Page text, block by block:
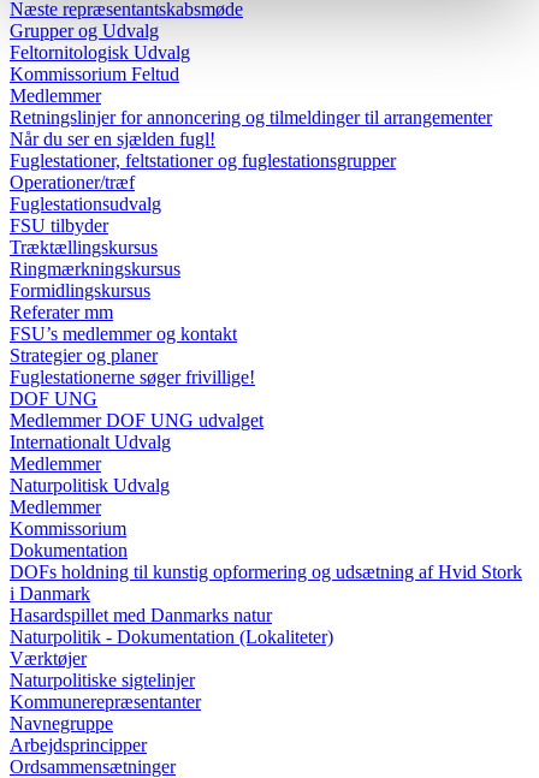
Næste repræsentantskabsmøde
Grupper og Udvalg
Feltornitologisk Udvalg
Kommissorium Feltud
Medlemmer
Retningslinjer for annoncering og tilmeldinger til arrangementer
Når du ser en sjælden fugl!
Fuglestationer, feltstationer og fuglestationsgrupper
Operationer/træf
Fuglestationsudvalg
FSU tilbyder
Træktællingskursus
Ringmærkningskursus
Formidlingskursus
Referater mm
FSU’s medlemmer og kontakt
Strategier og planer
Fuglestationerne søger frivillige!
DOF UNG
Medlemmer DOF UNG udvalget
Internationalt Udvalg
Medlemmer
Naturpolitisk Udvalg
Medlemmer
Kommissorium
Dokumentation
DOFs holdning til kunstig opformering og udsætning af Hvid Stork
i Danmark
Hasardspillet med Danmarks natur
Naturpolitik - Dokumentation (Lokaliteter)
Værktøjer
Naturpolitiske sigtelinjer
Kommunerepræsentanter
Navnegruppe
Arbejdsprincipper
Ordsammensætninger